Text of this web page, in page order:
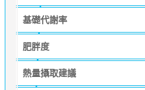
基礎代謝率
肥胖度
熱量攝取建議